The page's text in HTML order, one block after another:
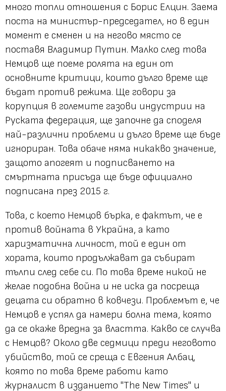
много топли отношения с Борис Елцин. Заема
поста на министър-председател, но в един
момент е сменен и на негово място се
поставя Владимир Путин. Малко след това
Немцов ще поеме ролята на един от
основните критици, които дълго време ще
бъдат против режима. Ще говори за
корупция в големите газови индустрии на
Руската федерация, ще започне да споделя
най-различни проблеми и дълго време ще бъде
игнориран. Това обаче няма никакво значение,
защото апогеят и подписването на
смъртната присъда ще бъде официално
подписана през 2015 г.
Това, с което Немцов бърка, е фактът, че е
против войната в Украйна, а като
харизматична личност, той е един от
хората, които продължават да събират
тълпи след себе си. По това време никой не
желае подобна война и не иска да посреща
децата си обратно в ковчези. Проблемът е, че
Немцов е успял да намери болна тема, която
да се окаже вредна за властта. Какво се случва
с Немцов? Около две седмици преди неговото
убийство, той се среща с Евгения Албац,
която по това време работи като
журналист в изданието "The New Times" и